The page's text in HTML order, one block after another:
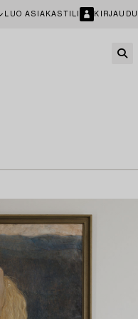
LUO ASIAKASTILI KIRJAUDU